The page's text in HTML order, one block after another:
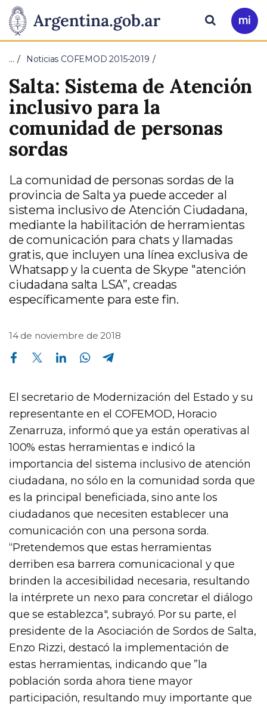
Presidencia
de
la
Nación
Pasar al contenido principal
Ir
a
Buscar
… Noticias COFEMOD 2015-2019
Salta: Sistema de Atención
inclusivo para la
comunidad de personas
sordas
La comunidad de personas sordas de la
provincia de Salta ya puede acceder al
sistema inclusivo de Atención Ciudadana,
mediante la habilitación de herramientas
de comunicación para chats y llamadas
gratis, que incluyen una línea exclusiva de
Whatsapp y la cuenta de Skype "atención
ciudadana salta LSA”, creadas
específicamente para este fin.
14 de noviembre de 2018
Compartir en Facebook Compartir en Twitter Compartir en Linkedin Compartir en Whatsapp
El secretario de Modernización del Estado y su
representante en el COFEMOD, Horacio
Zenarruza, informó que ya están operativas al
100% estas herramientas e indicó la
importancia del sistema inclusivo de atención
ciudadana, no sólo en la comunidad sorda que
es la principal beneficiada, sino ante los
ciudadanos que necesiten establecer una
comunicación con una persona sorda.
“Pretendemos que estas herramientas
derriben esa barrera comunicacional y que
brinden la accesibilidad necesaria, resultando
la intérprete un nexo para concretar el diálogo
que se establezca", subrayó. Por su parte, el
presidente de la Asociación de Sordos de Salta,
Enzo Rizzi, destacó la implementación de
estas herramientas, indicando que ”la
población sorda ahora tiene mayor
participación, resultando muy importante que